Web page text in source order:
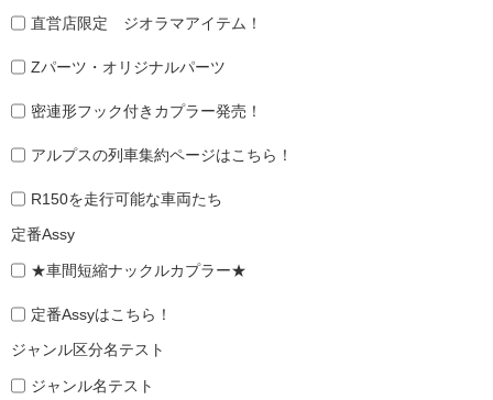
直営店限定 ジオラマアイテム！
Zパーツ・オリジナルパーツ
密連形フック付きカプラー発売！
アルプスの列車集約ページはこちら！
R150を走行可能な車両たち
定番Assy
★車間短縮ナックルカプラー★
定番Assyはこちら！
ジャンル区分名テスト
ジャンル名テスト